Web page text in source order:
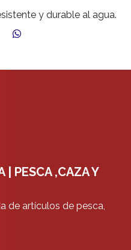
y durable al agua.
| PESCA ,CAZA Y
de artículos de pesca,